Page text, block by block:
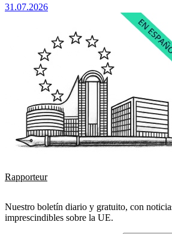
31.07.2026
Rapporteur
Nuestro boletín diario y gratuito, con
imprescindibles sobre la UE.